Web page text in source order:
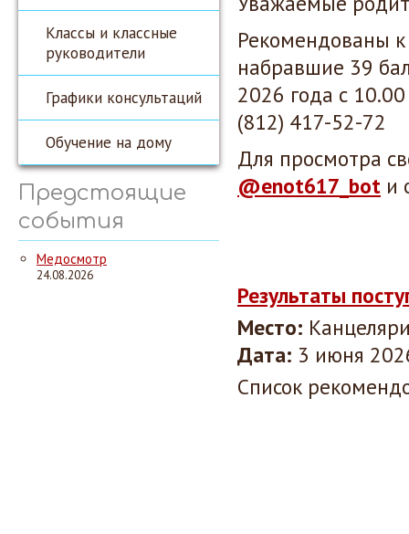
Классы и классные
руководители
Графики консультаций
Обучение на дому
Предстоящие
события
Медосмотр
24.08.2026
Рекомендованы
набравшие 39
2026 года с
(812) 417-52-72
Для просмотра
@enot617_bot и
Результаты
Место:
Дата: 3 июня
Список